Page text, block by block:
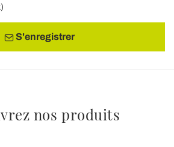
)
S'enregistrer
nos produits